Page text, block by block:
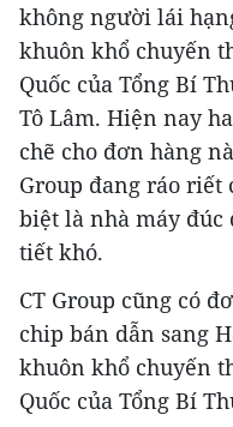
không người lái
khuôn khổ chuyến
Quốc của Tổng Bí
Tô Lâm. Hiện nay
chẽ cho đơn hàng
Group đang ráo riết
biệt là nhà máy
tiết khó.
CT Group cũng có
chip bán dẫn sang
khuôn khổ chuyến
Quốc của Tổng Bí